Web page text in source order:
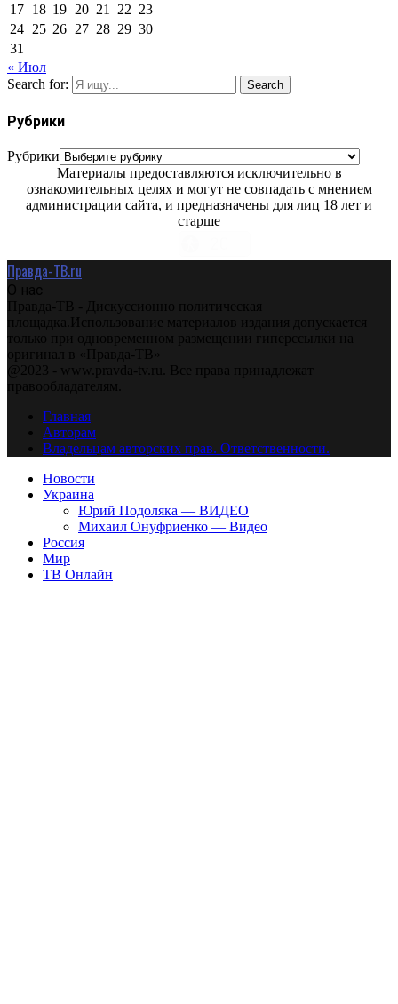
17 18 19 20 21 22 23
24 25 26 27 28 29 30
31
« Июл
Search for:
Search
Рубрики
Рубрики
Материалы предоставляются исключительно в
ознакомительных целях и могут не совпадать с мнением
администрации сайта, и предназначены для лиц 18 лет и
старше
Правда-ТВ.ru
О нас
Правда-ТВ - Дискуссионно политическая
площадка.Использование материалов издания допускается
только при одновременном размещении гиперссылки на
оригинал в «Правда-ТВ»
@2023 - www.pravda-tv.ru. Все права принадлежат
правообладателям.
Главная
Авторам
Владельцам авторских прав. Ответственности.
Новости
Украина
Юрий Подоляка — ВИДЕО
Михаил Онуфриенко — Видео
Россия
Мир
ТВ Онлайн